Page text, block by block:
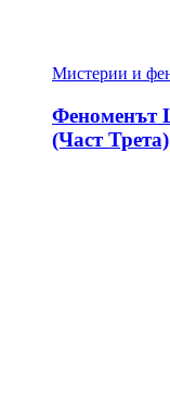
Мистерии и
Феноменът
(Част Трета)